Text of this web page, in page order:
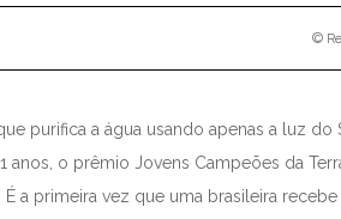
©
purifica a água usando apenas a luz
anos, o prêmio Jovens Campeões da
É a primeira vez que uma brasileira recebe